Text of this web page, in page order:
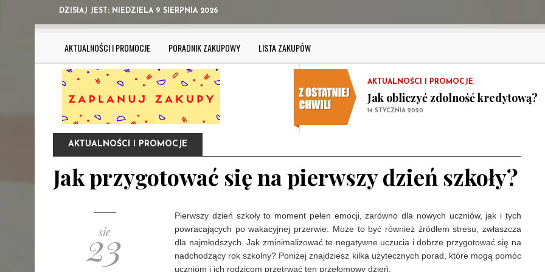
DZISIAJ JEST: NIEDZIELA 9 SIERPNIA 2026
AKTUALNOŚCI I PROMOCJE PORADNIK ZAKUPOWY LISTA ZAKUPÓW
14 STYCZNIA 2020
AKTUALNOŚCI I PROMOCJE
Jak obliczyć zdolność kredytową?
14 STYCZNIA 2020
Ile wynosi podatek od kupna
PORADNIK ZAKUPOWY
Kupujemy elektronikę i sprzęt
AKTUALNOŚCI I PROMOCJE
Jak przygotować się na pierwszy dzień szkoły?
sie
23
Pierwszy dzień szkoły to moment pełen emocji, zarówno dla nowych uczniów, jak i tych
powracających po wakacyjnej przerwie. Może to być również źródłem stresu, zwłaszcza
dla najmłodszych. Jak zminimalizować te negatywne uczucia i dobrze przygotować się na
nadchodzący rok szkolny? Poniżej znajdziesz kilka użytecznych porad, które mogą pomóc
uczniom i ich rodzicom przetrwać ten przełomowy dzień.